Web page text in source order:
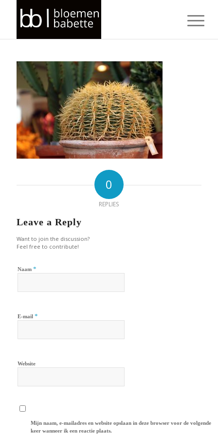
0
REPLIES
Leave a Reply
Want to join the discussion?
Feel free to contribute!
Naam *
E-mail *
Website
Mijn naam, e-mailadres en website opslaan in deze browser voor de volgende
keer wanneer ik een reactie plaats.